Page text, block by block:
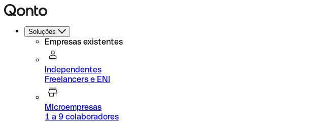
Soluções
Empresas existentes
Independentes
Freelancers e ENI
Microempresas
1 a 9 colaboradores